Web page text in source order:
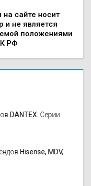
сайте носит
и не является
положениями
РФ
DANTEX . Серии
Hisense, MDV,